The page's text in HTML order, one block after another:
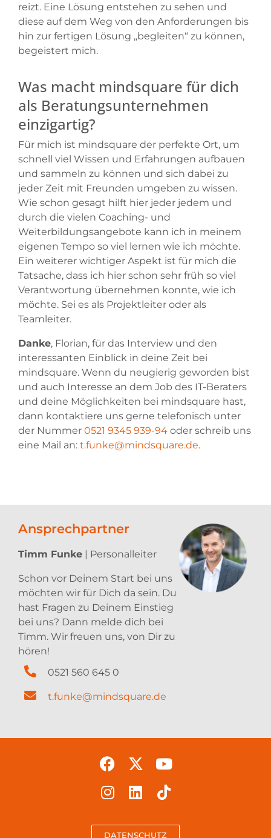
reizt. Eine Lösung entstehen zu sehen und
diese auf dem Weg von den Anforderungen bis
hin zur fertigen Lösung „begleiten“ zu können,
begeistert mich.
Was macht mindsquare für dich
als Beratungsunternehmen
einzigartig?
Für mich ist mindsquare der perfekte Ort, um
schnell viel Wissen und Erfahrungen aufbauen
und sammeln zu können und sich dabei zu
jeder Zeit mit Freunden umgeben zu wissen.
Wie schon gesagt hilft hier jeder jedem und
durch die vielen Coaching- und
Weiterbildungsangebote kann ich in meinem
eigenen Tempo so viel lernen wie ich möchte.
Ein weiterer wichtiger Aspekt ist für mich die
Tatsache, dass ich hier schon sehr früh so viel
Verantwortung übernehmen konnte, wie ich
möchte. Sei es als Projektleiter oder als
Teamleiter.
Danke, Florian, für das Interview und den
interessanten Einblick in deine Zeit bei
mindsquare. Wenn du neugierig geworden bist
und auch Interesse an dem Job des IT-Beraters
und deine Möglichkeiten bei mindsquare hast,
dann kontaktiere uns gerne telefonisch unter
der Nummer 0521 9345 939-94 oder schreib uns
eine Mail an: t.funke@mindsquare.de.
Ansprechpartner
Timm Funke | Personalleiter
Schon vor Deinem Start bei uns
möchten wir für Dich da sein. Du
hast Fragen zu Deinem Einstieg
bei uns? Dann melde dich bei
Timm. Wir freuen uns, von Dir zu
hören!
0521 560 645 0
t.funke@mindsquare.de
DATENSCHUTZ